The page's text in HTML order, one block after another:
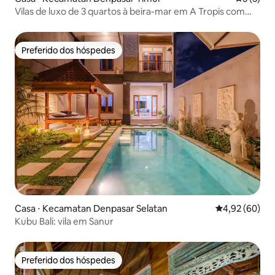
Vilas de luxo de 3 quartos à beira-mar em A Tropis com
Preferido dos hóspedes
Preferido dos hóspedes
Casa ⋅ Kecamatan Denpasar Selatan 4,92 de uma
4,92 (60)
Kubu Bali: vila em Sanur
Preferido dos hóspedes
Preferido dos hóspedes